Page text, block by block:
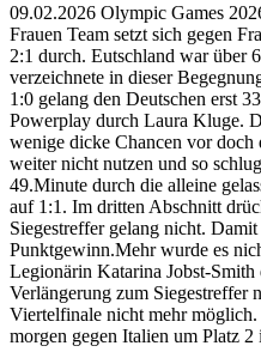
09.02.2026 Olympic Games
Frauen Team setzt sich gegen
2:1 durch. Eutschland war über
verzeichnete in dieser
1:0 gelang den Deutschen erst
Powerplay durch Laura Kluge.
wenige dicke Chancen vor
weiter nicht nutzen und so
49.Minute durch die alleine
auf 1:1. Im dritten Abschnitt
Siegestreffer gelang nicht.
Punktgewinn.Mehr wurde es
Legionärin Katarina Jobst-
Verlängerung zum Siegestreffer
Viertelfinale nicht mehr
morgen gegen Italien um Platz